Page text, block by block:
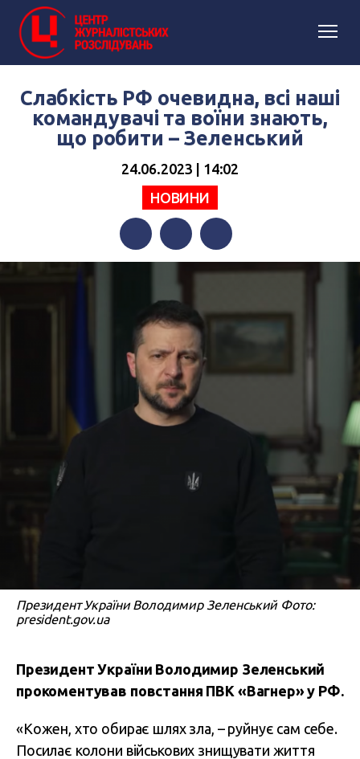
Слабкість РФ очевидна, всі наші
командувачі та воїни знають,
що робити – Зеленський
24.06.2023 | 14:02
НОВИНИ
FacebookTwitterTelegram
Президент України Володимир Зеленський Фото:
president.gov.ua
Президент України Володимир Зеленський
прокоментував повстання ПВК «Вагнер» у РФ.
«Кожен, хто обирає шлях зла, – руйнує сам себе.
Посилає колони військових знищувати життя